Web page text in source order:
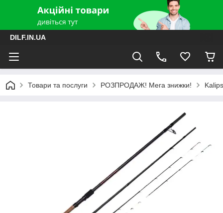
DILF.IN.UA
Товари та послуги РОЗПРОДАЖ! Мега знижки!